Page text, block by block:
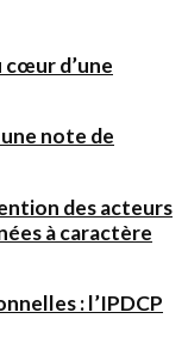
cœur d’une
une note de
des acteurs
à caractère
: l’IPDCP